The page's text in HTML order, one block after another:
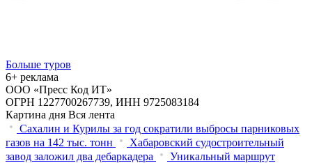
Больше туров
6+ реклама
ООО «Пресс Код ИТ»
ОГРН 1227700267739, ИНН 9725083184
Картина дня Вся лента
Сахалин и Курилы за год сократили выбросы парниковых
газов на 142 тыс. тонн
Хабаровский судостроительный
завод заложил два дебаркадера
Уникальный маршрут